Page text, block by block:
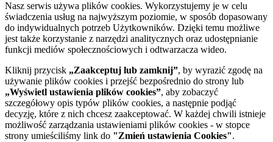
Nasz serwis używa plików cookies. Wykorzystujemy je w celu
świadczenia usług na najwyższym poziomie, w sposób dopasowany
do indywidualnych potrzeb Użytkowników. Dzięki temu możliwe
jest także korzystanie z narzędzi analitycznych oraz udostępnianie
funkcji mediów społecznościowych i odtwarzacza wideo.
Kliknij przycisk „Zaakceptuj lub zamknij”, by wyrazić zgodę na
używanie plików cookies i przejść bezpośrednio do strony lub
„Wyświetl ustawienia plików cookies”, aby zobaczyć
szczegółowy opis typów plików cookies, a następnie podjąć
decyzję, które z nich chcesz zaakceptować. W każdej chwili istnieje
możliwość zarządzania ustawieniami plików cookies - w stopce
strony umieściliśmy link do "Zmień ustawienia Cookies".